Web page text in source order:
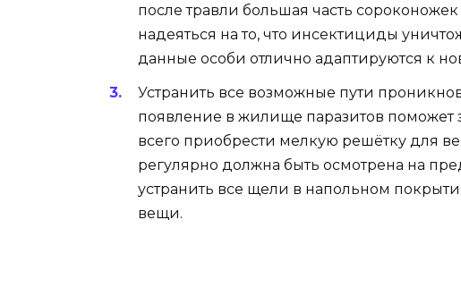
после травли большая часть
надеяться на то, что инсектициды
данные особи отлично адаптируются к
Устранить все возможные пути
появление в жилище паразитов поможет
всего приобрести мелкую решётку для
регулярно должна быть осмотрена на
устранить все щели в напольном
вещи.